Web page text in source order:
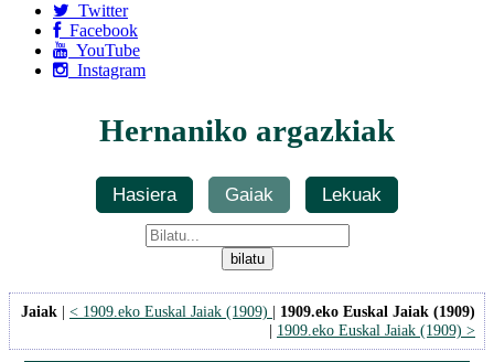
Twitter
Facebook
YouTube
Instagram
Hernaniko argazkiak
Hasiera Gaiak Lekuak
Jaiak | < 1909.eko Euskal Jaiak (1909) | 1909.eko Euskal Jaiak (1909)
| 1909.eko Euskal Jaiak (1909) >